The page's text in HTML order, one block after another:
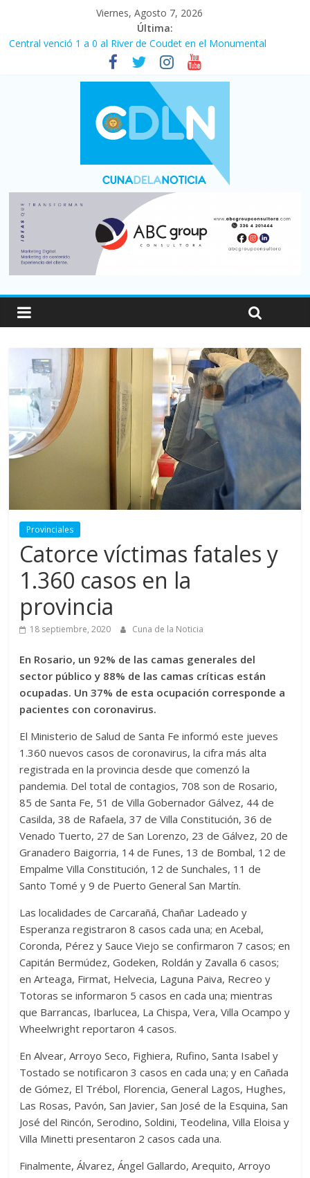
Viernes, Agosto 7, 2026
Última:
Central venció 1 a 0 al River de Coudet en el Monumental
La morosidad alcanzó su nivel más alto en dos décadas y ya
afecta a 400 mil deudores en Santa Fe
Desde que asumió Milei cerraron 41.000 kioscos: el sector
denuncia crisis como en 2001
Vacaciones de invierno con más movimiento y consumo
turístico: 4,6 millones de personas viajaron por el país, un 5,9%
Fuerte caída de la venta de autos usados en julio: bajó un 12,6%
Provinciales
Catorce víctimas fatales y
1.360 casos en la
provincia
18 septiembre, 2020 Cuna de la Noticia
En Rosario, un 92% de las camas generales del
sector público y 88% de las camas críticas están
ocupadas. Un 37% de esta ocupación corresponde a
pacientes con coronavirus.
El Ministerio de Salud de Santa Fe informó este jueves
1.360 nuevos casos de coronavirus, la cifra más alta
registrada en la provincia desde que comenzó la
pandemia. Del total de contagios, 708 son de Rosario,
85 de Santa Fe, 51 de Villa Gobernador Gálvez, 44 de
Casilda, 38 de Rafaela, 37 de Villa Constitución, 36 de
Venado Tuerto, 27 de San Lorenzo, 23 de Gálvez, 20 de
Granadero Baigorria, 14 de Funes, 13 de Bombal, 12 de
Empalme Villa Constitución, 12 de Sunchales, 11 de
Santo Tomé y 9 de Puerto General San Martín.
Las localidades de Carcarañá, Chañar Ladeado y
Esperanza registraron 8 casos cada una; en Acebal,
Coronda, Pérez y Sauce Viejo se confirmaron 7 casos; en
Capitán Bermúdez, Godeken, Roldán y Zavalla 6 casos;
en Arteaga, Firmat, Helvecia, Laguna Paiva, Recreo y
Totoras se informaron 5 casos en cada una; mientras
que Barrancas, Ibarlucea, La Chispa, Vera, Villa Ocampo y
Wheelwright reportaron 4 casos.
En Alvear, Arroyo Seco, Fighiera, Rufino, Santa Isabel y
Tostado se notificaron 3 casos en cada una; y en Cañada
de Gómez, El Trébol, Florencia, General Lagos, Hughes,
Las Rosas, Pavón, San Javier, San José de la Esquina, San
José del Rincón, Serodino, Soldini, Teodelina, Villa Eloisa y
Villa Minetti presentaron 2 casos cada una.
Finalmente, Álvarez, Ángel Gallardo, Arequito, Arroyo